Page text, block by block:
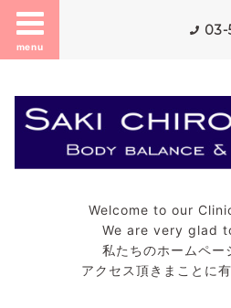
menu
03-
Welcome to our
We are very glad
私たちのホームペー
アクセス頂きまことに